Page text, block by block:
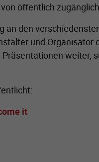
öffentlich
den
und Organisator
it